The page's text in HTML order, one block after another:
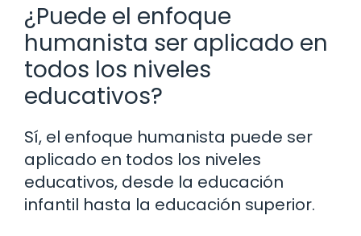
¿Puede el enfoque
humanista ser aplicado en
todos los niveles
educativos?
Sí, el enfoque humanista puede ser
aplicado en todos los niveles
educativos, desde la educación
infantil hasta la educación superior.